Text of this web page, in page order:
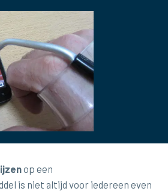
op een
is niet altijd voor iedereen even